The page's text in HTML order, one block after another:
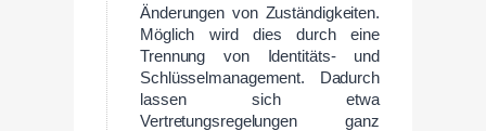
Änderungen von Zuständigkeiten.
Möglich wird dies durch eine
Trennung von Identitäts- und
Schlüsselmanagement. Dadurch
lassen sich etwa
Vertretungsregelungen ganz